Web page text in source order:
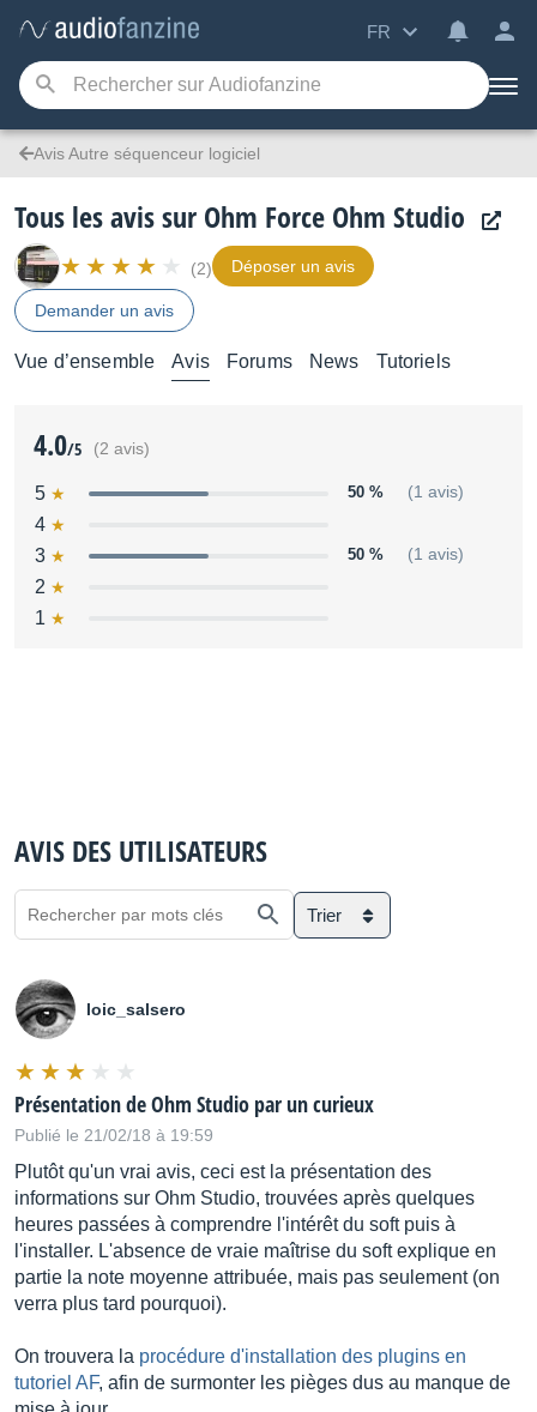
FR
Avis Autre séquenceur logiciel
Tous les avis sur Ohm Force Ohm Studio
(2) Déposer un avis
Demander un avis
Vue d’ensemble Avis Forums News Tutoriels
4.0/5 (2 avis)
5 50 % (1 avis)
4
3
50 % (1 avis)
2
1
AVIS DES UTILISATEURS
Trier
loic_salsero
Présentation de Ohm Studio par un curieux
Publié le 21/02/18 à 19:59
Plutôt qu'un vrai avis, ceci est la présentation des
informations sur Ohm Studio, trouvées après quelques
heures passées à comprendre l'intérêt du soft puis à
l'installer. L'absence de vraie maîtrise du soft explique en
partie la note moyenne attribuée, mais pas seulement (on
verra plus tard pourquoi).
On trouvera la procédure d'installation des plugins en
tutoriel AF, afin de surmonter les pièges dus au manque de